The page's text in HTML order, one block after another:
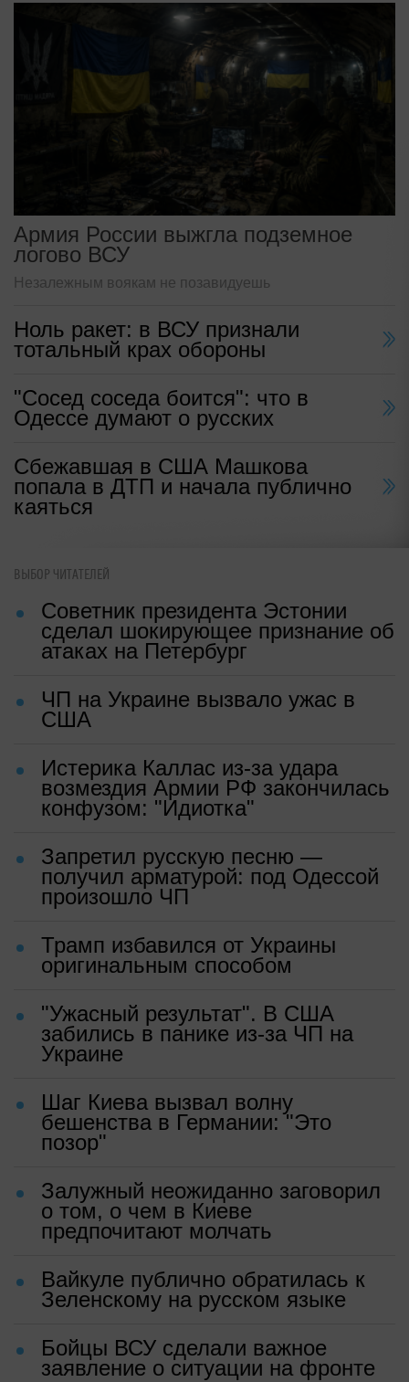
Армия России выжгла подземное
логово ВСУ
Незалежным воякам не позавидуешь
Ноль ракет: в ВСУ признали
тотальный крах обороны
"Сосед соседа боится": что в
Одессе думают о русских
Сбежавшая в США Машкова
попала в ДТП и начала публично
каяться
ВЫБОР ЧИТАТЕЛЕЙ
Советник президента Эстонии
сделал шокирующее признание об
атаках на Петербург
ЧП на Украине вызвало ужас в
США
Истерика Каллас из-за удара
возмездия Армии РФ закончилась
конфузом: "Идиотка"
Запретил русскую песню —
получил арматурой: под Одессой
произошло ЧП
Трамп избавился от Украины
оригинальным способом
"Ужасный результат". В США
забились в панике из-за ЧП на
Украине
Шаг Киева вызвал волну
бешенства в Германии: "Это
позор"
Залужный неожиданно заговорил
о том, о чем в Киеве
предпочитают молчать
Вайкуле публично обратилась к
Зеленскому на русском языке
Бойцы ВСУ сделали важное
заявление о ситуации на фронте